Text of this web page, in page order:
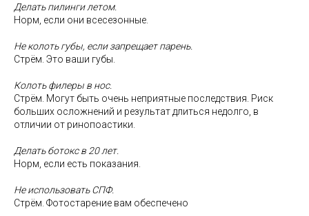
Делать пилинги летом.
Норм, если они всесезонные.
Не колоть губы, если запрещает парень.
Стрём. Это ваши губы.
Колоть филеры в нос.
Стрём. Могут быть очень неприятные последствия. Риск
больших осложнений и результат длиться недолго, в
отличии от ринопоастики.
Делать ботокс в 20 лет.
Норм, если есть показания.
Не использовать СПФ.
Стрём. Фотостарение вам обеспечено